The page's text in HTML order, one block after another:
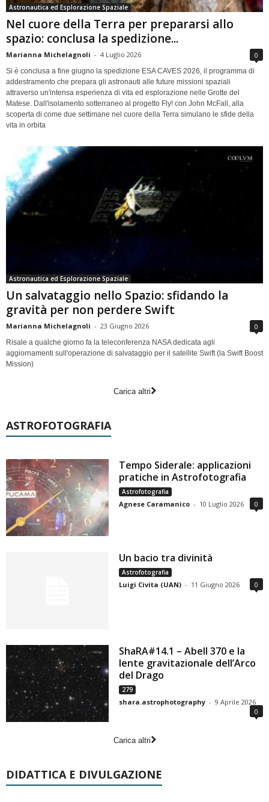
Astronautica ed Esplorazione Spaziale
Nel cuore della Terra per prepararsi allo
spazio: conclusa la spedizione...
Marianna Michelagnoli - 4 Luglio 2026 0
Si è conclusa a fine giugno la spedizione ESA CAVES 2026, il programma di
addestramento che prepara gli astronauti alle future missioni spaziali
attraverso un'intensa esperienza di vita ed esplorazione nelle Grotte del
Matese. Dall'isolamento sotterraneo al progetto Fly! con John McFall, alla
scoperta di come due settimane nel cuore della Terra simulano le sfide della
vita in orbita
Astronautica ed Esplorazione Spaziale
Un salvataggio nello Spazio: sfidando la
gravità per non perdere Swift
Marianna Michelagnoli - 23 Giugno 2026 0
Risale a qualche giorno fa la teleconferenza NASA dedicata agli
aggiornamenti sull'operazione di salvataggio per il satellite Swift (la Swift Boost
Mission)
Carica altri
ASTROFOTOGRAFIA
Tempo Siderale: applicazioni
pratiche in Astrofotografia
Astrofotografia
Agnese Caramanico - 10 Luglio 2026 0
Un bacio tra divinità
Astrofotografia
Luigi Civita (UAN) - 11 Giugno 2026 0
ShaRA#14.1 – Abell 370 e la
lente gravitazionale dell’Arco
del Drago
279
shara.astrophotography - 9 Aprile 2026
0
Carica altri
DIDATTICA E DIVULGAZIONE